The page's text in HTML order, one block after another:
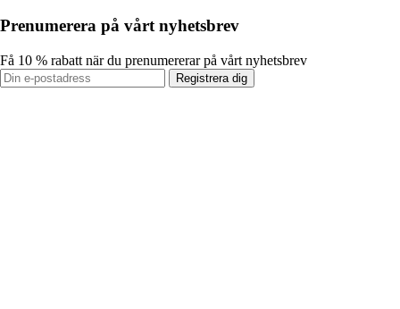
Prenumerera på vårt nyhetsbrev
Få 10 % rabatt när du prenumererar på vårt nyhetsbrev
Registrera dig